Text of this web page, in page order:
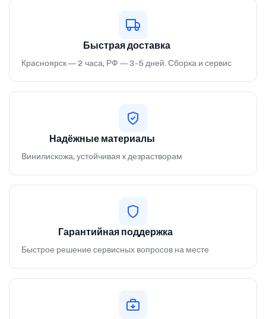
Быстрая доставка
Красноярск — 2 часа, РФ — 3-5 дней. Сборка и сервис
Надёжные материалы
Винилискожа, устойчивая к дезрастворам
Гарантийная поддержка
Быстрое решение сервисных вопросов на месте